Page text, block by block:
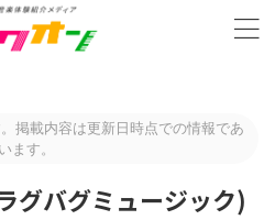
掲載内容は更新日時点での情報であ
ます。
グバグミュージック)